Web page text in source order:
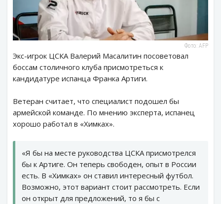
Фото: AFP
Экс-игрок ЦСКА Валерий Масалитин посоветовал
боссам столичного клуба присмотреться к
кандидатуре испанца Франка Артиги.
Ветеран считает, что специалист подошел бы
армейской команде. По мнению эксперта, испанец
хорошо работал в «Химках».
«Я бы на месте руководства ЦСКА присмотрелся
бы к Артиге. Он теперь свободен, опыт в России
есть. В «Химках» он ставил интересный футбол.
Возможно, этот вариант стоит рассмотреть. Если
он открыт для предложений, то я бы с